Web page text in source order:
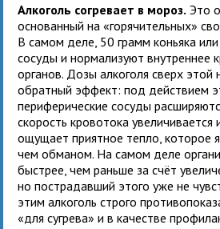
Алкоголь согревает в мороз. Это
основанный на «горячительных»
В самом деле, 50 грамм коньяка
сосуды и нормализуют внутреннее
органов. Дозы алкоголя сверх
обратный эффект: под действием
периферические сосуды
скорость кровотока увеличивается
ощущает приятное тепло, которое
чем обманом. На самом деле
быстрее, чем раньше за счёт
но пострадавший этого уже не
этим алкоголь строго
«для сугрева» и в качестве